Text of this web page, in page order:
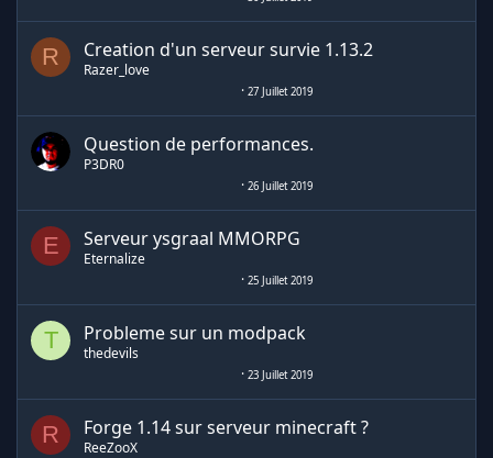
R Creation d'un serveur survie 1.13.2
Razer_love
27 Juillet 2019
Question de performances.
P3DR0
26 Juillet 2019
E Serveur ysgraal MMORPG
Eternalize
25 Juillet 2019
T Probleme sur un modpack
thedevils
23 Juillet 2019
R Forge 1.14 sur serveur minecraft ?
ReeZooX